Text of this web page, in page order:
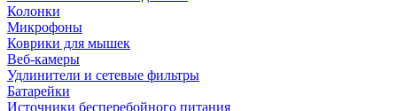
Колонки
Микрофоны
Коврики для мышек
Веб-камеры
Удлинители и сетевые фильтры
Батарейки
Источники бесперебойного питания